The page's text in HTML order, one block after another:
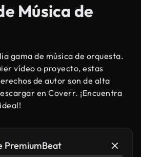
Música de
gama de música de orquesta.
vídeo o proyecto, estas
de autor son de alta
en Coverr. ¡Encuentra
PremiumBeat